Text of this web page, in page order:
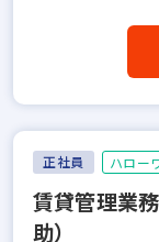
正社員 ハロー
賃貸管理業
助）